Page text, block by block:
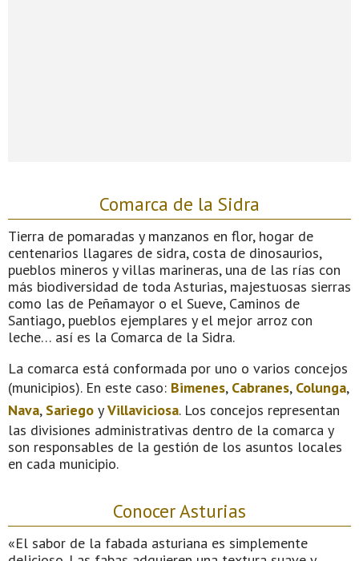
Comarca de la Sidra
Tierra de pomaradas y manzanos en flor, hogar de
centenarios llagares de sidra, costa de dinosaurios,
pueblos mineros y villas marineras, una de las rías con
más biodiversidad de toda Asturias, majestuosas sierras
como las de Peñamayor o el Sueve, Caminos de
Santiago, pueblos ejemplares y el mejor arroz con
leche… así es la Comarca de la Sidra.
La comarca está conformada por uno o varios concejos
(municipios). En este caso: Bimenes, Cabranes, Colunga,
Nava, Sariego yVillaviciosa. Los concejos representan
las divisiones administrativas dentro de la comarca y
son responsables de la gestión de los asuntos locales
en cada municipio.
Conocer Asturias
«El sabor de la fabada asturiana es simplemente